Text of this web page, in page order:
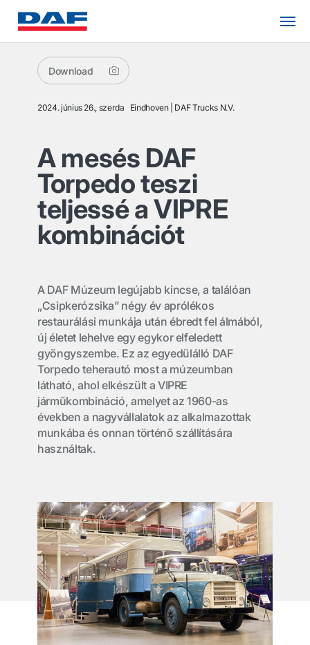
Download
2024. június 26., szerda Eindhoven DAF Trucks N.V.
A mesés DAF
Torpedo teszi
teljessé a VIPRE
kombinációt
A DAF Múzeum legújabb kincse, a találóan
„Csipkerózsika” négy év aprólékos
restaurálási munkája után ébredt fel álmából,
új életet lehelve egy egykor elfeledett
gyöngyszembe. Ez az egyedülálló DAF
Torpedo teherautó most a múzeumban
látható, ahol elkészült a VIPRE
járműkombináció, amelyet az 1960-as
években a nagyvállalatok az alkalmazottak
munkába és onnan történő szállítására
használtak.